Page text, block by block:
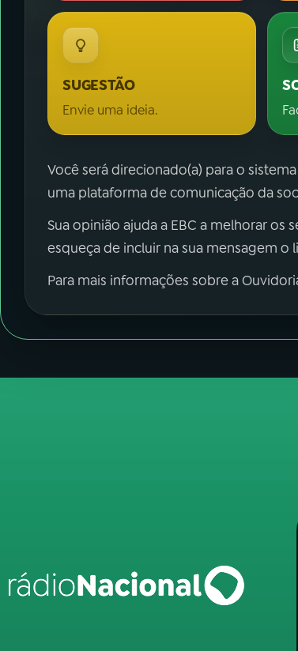
SUGESTÃO
Envie uma ideia.
Você será direcionado(a) para o
uma plataforma de comunicação da
Sua opinião ajuda a EBC a melhorar
esqueça de incluir na sua mensagem
Para mais informações sobre a